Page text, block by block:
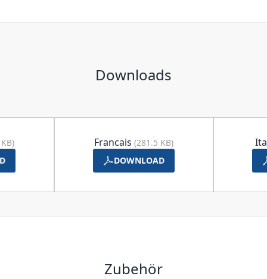
Downloads
Francais (281.5 KB)
DOWNLOAD
Zubehör